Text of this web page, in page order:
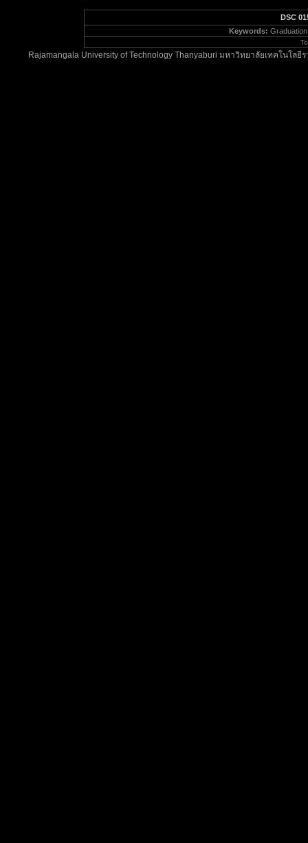
DSC
Keywords:
Rajamangala University of Technology Thanyaburi มหาวิทยาลัยเทคโนโ